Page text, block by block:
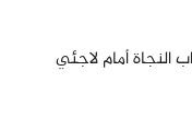
النجاة أمام لاجئي